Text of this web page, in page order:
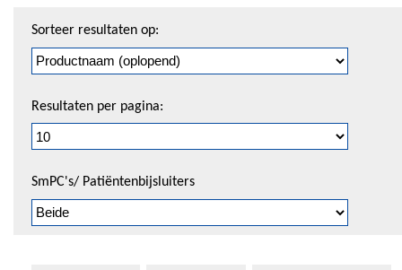
pagineren
Sorteer resultaten op:
Resultaten per pagina:
SmPC's/ Patiëntenbijsluiters